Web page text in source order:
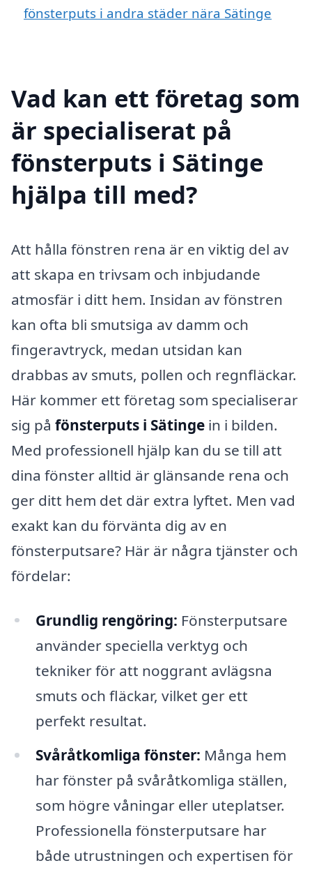
fönsterputs i andra städer nära Sätinge
Vad kan ett företag som
är specialiserat på
fönsterputs i Sätinge
hjälpa till med?
Att hålla fönstren rena är en viktig del av
att skapa en trivsam och inbjudande
atmosfär i ditt hem. Insidan av fönstren
kan ofta bli smutsiga av damm och
fingeravtryck, medan utsidan kan
drabbas av smuts, pollen och regnfläckar.
Här kommer ett företag som specialiserar
sig på fönsterputs i Sätinge in i bilden.
Med professionell hjälp kan du se till att
dina fönster alltid är glänsande rena och
ger ditt hem det där extra lyftet. Men vad
exakt kan du förvänta dig av en
fönsterputsare? Här är några tjänster och
fördelar:
Grundlig rengöring: Fönsterputsare
använder speciella verktyg och
tekniker för att noggrant avlägsna
smuts och fläckar, vilket ger ett
perfekt resultat.
Svåråtkomliga fönster: Många hem
har fönster på svåråtkomliga ställen,
som högre våningar eller uteplatser.
Professionella fönsterputsare har
både utrustningen och expertisen för